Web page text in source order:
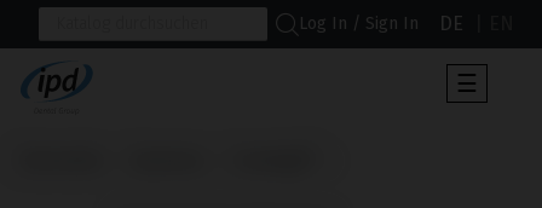
Log In / Sign In DE
der
☰